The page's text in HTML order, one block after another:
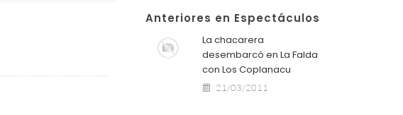
Anteriores en Espectáculos
La chacarera
desembarcó en La Falda
con Los Coplanacu
21/03/2011